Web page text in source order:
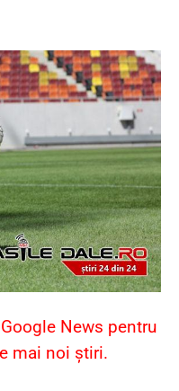
News pentru
mai noi știri.